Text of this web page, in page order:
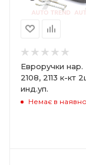
Евроручки
2108, 2113 к-кт
инд.уп.
Немає в